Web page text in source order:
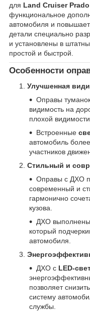
для Land Cruiser
функциональное
автомобиля и повышает
детали специально
и установлены в
простой и быстрой.
Особенности
Улучшенная
Оправы
видимость на
плохой
Встроенные
автомобиль
участников
Стильный и
Оправы с ДХО
современный и
гармонично
кузова.
ДХО выполнены
который
автомобиля.
ДХО с LED-
позволяет
систему
службы.